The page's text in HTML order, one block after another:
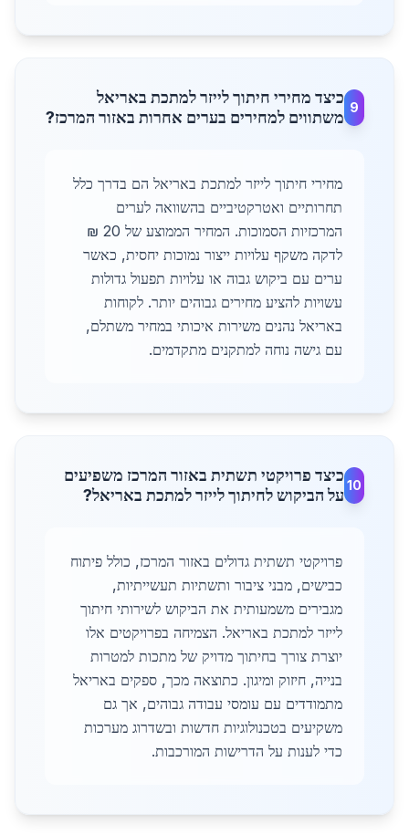
9
כיצד מחירי חיתוך לייזר למתכת באריאל
משתווים למחירים בערים אחרות באזור המרכז?
מחירי חיתוך לייזר למתכת באריאל הם בדרך כלל
תחרותיים ואטרקטיביים בהשוואה לערים
המרכזיות הסמוכות. המחיר הממוצע של 20 ₪
לדקה משקף עלויות ייצור נמוכות יחסית, כאשר
ערים עם ביקוש גבוה או עלויות תפעול גדולות
עשויות להציע מחירים גבוהים יותר. לקוחות
באריאל נהנים משירות איכותי במחיר משתלם,
עם גישה נוחה למתקנים מתקדמים.
10
כיצד פרויקטי תשתית באזור המרכז משפיעים
על הביקוש לחיתוך לייזר למתכת באריאל?
פרויקטי תשתית גדולים באזור המרכז, כולל פיתוח
כבישים, מבני ציבור ותשתיות תעשייתיות,
מגבירים משמעותית את הביקוש לשירותי חיתוך
לייזר למתכת באריאל. הצמיחה בפרויקטים אלו
יוצרת צורך בחיתוך מדויק של מתכות למטרות
בנייה, חיזוק ומיגון. כתוצאה מכך, ספקים באריאל
מתמודדים עם עומסי עבודה גבוהים, אך גם
משקיעים בטכנולוגיות חדשות ובשדרוג מערכות
כדי לענות על הדרישות המורכבות.